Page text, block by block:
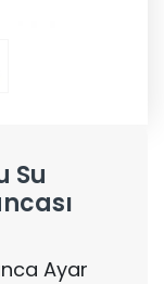
Su
Ayar